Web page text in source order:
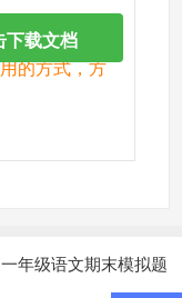
的方式，方
下载文档
一年级语文期末模拟题